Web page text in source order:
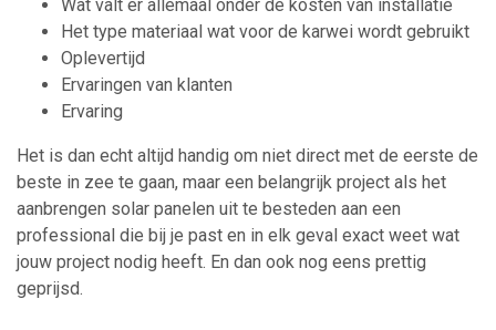
Wat valt er allemaal onder de kosten van installatie
Het type materiaal wat voor de karwei wordt gebruikt
Oplevertijd
Ervaringen van klanten
Ervaring
Het is dan echt altijd handig om niet direct met de eerste de
beste in zee te gaan, maar een belangrijk project als het
aanbrengen solar panelen uit te besteden aan een
professional die bij je past en in elk geval exact weet wat
jouw project nodig heeft. En dan ook nog eens prettig
geprijsd.